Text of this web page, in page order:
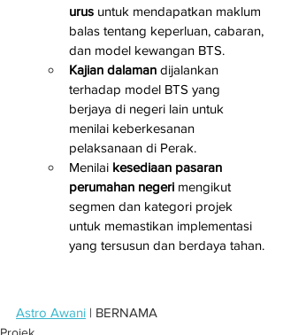
urus untuk mendapatkan maklum
balas tentang keperluan, cabaran,
dan model kewangan BTS.
Kajian dalaman dijalankan
terhadap model BTS yang
berjaya di negeri lain untuk
menilai keberkesanan
pelaksanaan di Perak.
Menilai kesediaan pasaran
perumahan negeri mengikut
segmen dan kategori projek
untuk memastikan implementasi
yang tersusun dan berdaya tahan.
Astro Awani | BERNAMA
Projek